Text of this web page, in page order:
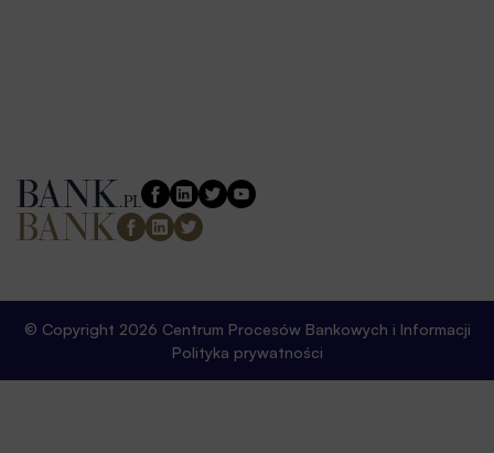
© Copyright 2026 Centrum Procesów Bankowych i Informacji
Polityka prywatności